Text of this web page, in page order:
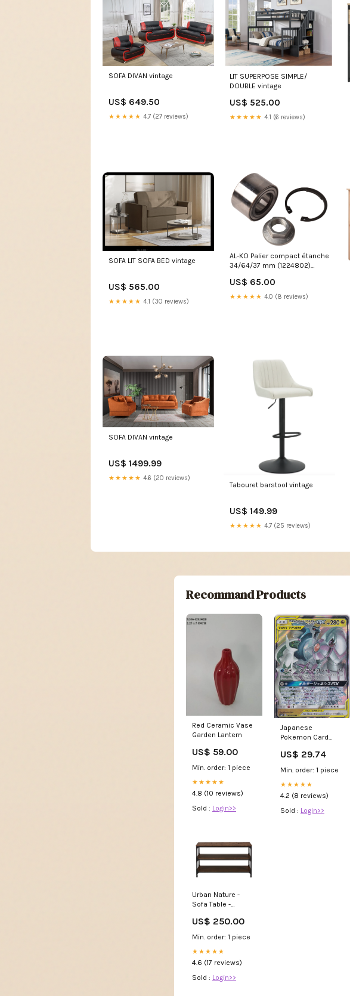
SOFA DIVAN vintage
US$ 649.50
★★★★★ 4.7 (27 reviews)
LIT SUPERPOSE SIMPLE/
DOUBLE vintage
US$ 525.00
★★★★★ 4.1 (6 reviews)
SOFA LIT SOFA BED vintage
US$ 565.00
★★★★★ 4.1 (30 reviews)
AL-KO Palier compact étanche
34/64/37 mm (1224802)
US$ 65.00
★★★★★ 4.0 (8 reviews)
SOFA DIVAN vintage
US$ 1499.99
★★★★★ 4.6 (20 reviews)
Tabouret barstool vintage
US$ 149.99
★★★★★ 4.7 (25 reviews)
Recommand Products
Red Ceramic Vase
Garden Lantern
US$ 59.00
Min. order: 1 piece
★★★★★
4.8 (10 reviews)
Sold : Login>>
Japanese
Pokemon Card
Palkia GX 065/095
US$ 29.74
Min. order: 1 piece
★★★★★
4.2 (8 reviews)
Sold : Login>>
Urban Nature -
Sofa Table -
Brown
Collection_Weaver
US$ 250.00
Min. order: 1 piece
★★★★★
4.6 (17 reviews)
Sold : Login>>